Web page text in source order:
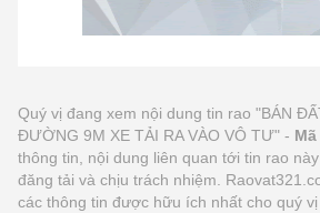
Quý vị đang xem nội dung tin rao "BÁN
ĐƯỜNG 9M XE TẢI RA VÀO VÔ TƯ" -
thông tin, nội dung liên quan tới tin rao
đăng tải và chịu trách nhiệm.
các thông tin được hữu ích nhất cho quý